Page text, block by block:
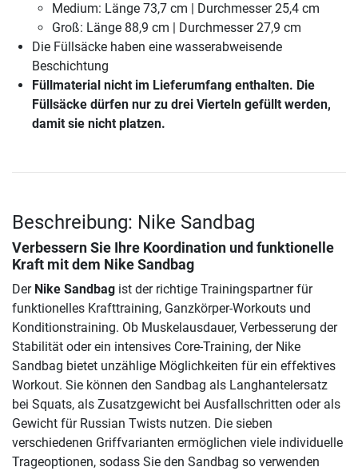
Medium: Länge 73,7 cm | Durchmesser 25,4 cm
Groß: Länge 88,9 cm | Durchmesser 27,9 cm
Die Füllsäcke haben eine wasserabweisende
Beschichtung
Füllmaterial nicht im Lieferumfang enthalten. Die
Füllsäcke dürfen nur zu drei Vierteln gefüllt werden,
damit sie nicht platzen.
Beschreibung: Nike Sandbag
Verbessern Sie Ihre Koordination und funktionelle
Kraft mit dem Nike Sandbag
Der Nike Sandbag ist der richtige Trainingspartner für
funktionelles Krafttraining, Ganzkörper-Workouts und
Konditionstraining. Ob Muskelausdauer, Verbesserung der
Stabilität oder ein intensives Core-Training, der Nike
Sandbag bietet unzählige Möglichkeiten für ein effektives
Workout. Sie können den Sandbag als Langhantelersatz
bei Squats, als Zusatzgewicht bei Ausfallschritten oder als
Gewicht für Russian Twists nutzen. Die sieben
verschiedenen Griffvarianten ermöglichen viele individuelle
Trageoptionen, sodass Sie den Sandbag so verwenden